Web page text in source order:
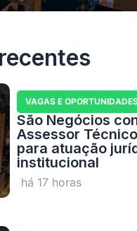
VAGAS E
São Negócios
Assessor
para atuação
institucional
há 17 horas